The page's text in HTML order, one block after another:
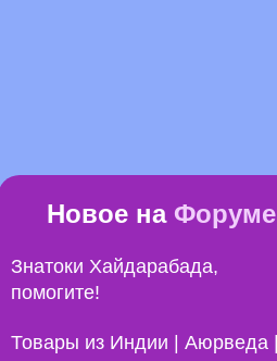
Новое на Форуме
Знатоки Хайдарабада,
помогите!
Товары из Индии | Аюрведа |